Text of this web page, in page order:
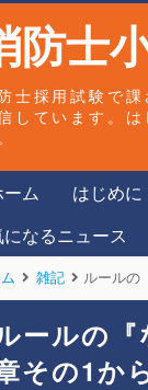
防士
士採用試験で
しています。
ム はじめに
になるニュース
雑記 ルールの
ールの
その1か